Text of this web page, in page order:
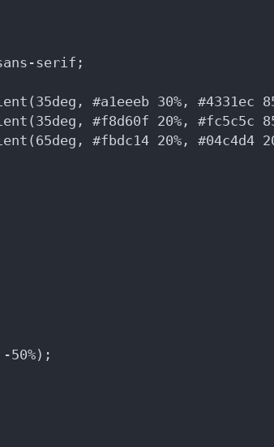
serif;
#a1eeeb 30%, #4331ec
#f8d60f 20%, #fc5c5c
#fbdc14 20%, #04c4d4
50%);